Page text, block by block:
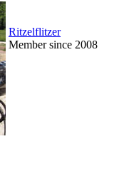
Ritzelflitzer
Member since 2008